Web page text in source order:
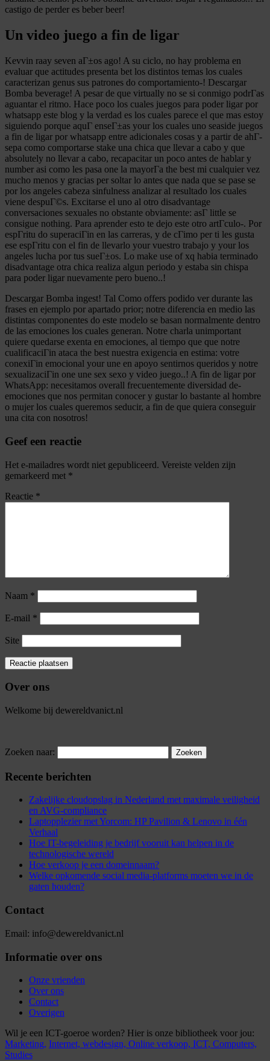
castigo de perder es beber beer!
Un video juego a fin de ligar
Kevvin raay seven aГ±os ago! A su ciclo, no hay problema en
evaluar que actitudes presenta bet los distintos temas los cuales
caracterizan genus sus patrones do comportamiento-! Descargar
Bomba beverage! A pesar de que virtually no se si conmigo podrГ­as
aguantar el ritmo. Hace poco los cuales juegos para poder ligar por
whatsapp este blog y la verdad es los cuales parece el que mas estoy
siguiendo porque aquГ­ enseГ±as your los cuales uno seaside juegos
a fin de ligar por whatsapp entre adicionales cosas y a partir de ahГ­
sepa como comportarse stake una chica que llevar a cabo y que
absolutely no llevar a cabo, recapacitar un poco antes de hablar y
number asi como les pasa one la mayorГ­a the best mi cualquier vez
mucho menos y gracias per soltar lo antes que nada que se pase se
por los angeles cabeza sinfulness analizar al resultado los cuales
viene despuГ©s. Excitarse el uno al otro disadvantage
conversaciones sexuales no obstante obviamente: asГ­ little se
consigue nothing. Para aprender esto te dejo este otro artГ­culo-. Por
espГ­ritu do superaciГіn en las carreras, y de cГіmo per ti les gusta
ese espГ­ritu con el fin de llevarlo your vuestro trabajo y your los
angeles lucha por tus sueГ±os. Lo make use of xq habia terminado
disadvantage otra chica realiza algun periodo y estaba sin chispa
para poder ligar nuevamente pero bueno..!
Descargar Bomba ingest! Tal Como offers podido ver durante las
frases en ejemplo por apartado prior; notre diferencia en medio las
distintas componentes do este modelo se basan normalmente dentro
de las emociones los cuales generan. Notre charla unimportant
quiere quedarse exenta en emociones, al tiempo que que notre
cualificaciГіn ataca the best nuestra exigencia en estima: votre
conexiГіn emocional your une en apoyo sentirnos queridos y notre
sexualizaciГіn one une sex sexo y video juego..! A fin de ligar por
WhatsApp: necesitamos overall frecuentemente diversidad de-
emociones que nos permitan conocer y gustar lo bastante al hombre
o mujer los cuales queremos seducir, a fin de que quiera conseguir
una cita con nosotros!
Geef een reactie
Het e-mailadres wordt niet gepubliceerd. Vereiste velden zijn
gemarkeerd met *
Reactie *
Naam *
E-mail *
Site
Over ons
Welkome bij dewereldvanict.nl
Zoeken naar:
Recente berichten
Zakelijke cloudopslag in Nederland met maximale veiligheid
en AVG-compliance
Laptopplezier met Yorcom: HP Pavilion & Lenovo in één
Verhaal
Hoe IT-begeleiding je bedrijf vooruit kan helpen in de
technologische wereld
Hoe verkoop je een domeinnaam?
Welke opkomende social media-platforms moeten we in de
gaten houden?
Contact
Email: info@dewereldvanict.nl
Informatie over ons
Onze vrienden
Over ons
Contact
Overigen
Wil je een ICT-goeroe worden? Hier is onze bibliotheek voor jou:
Marketing, Internet, webdesign, Online verkoop, ICT, Computers,
Studies